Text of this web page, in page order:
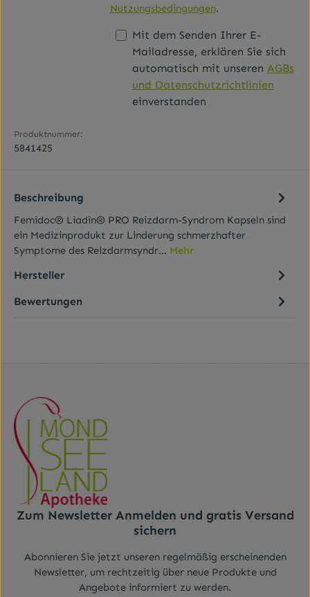
Nutzungsbedingungen.
Mit dem Senden Ihrer E-
Mailadresse, erklären Sie sich
automatisch mit unseren AGBs
und Datenschutzrichtlinien
einverstanden
Produktnummer:
5841425
Beschreibung
Femidoc® Liadin® PRO Reizdarm-Syndrom Kapseln sind
ein Medizinprodukt zur Linderung schmerzhafter
Symptome des Reizdarmsyndr… Mehr
Hersteller
Bewertungen
Zum Newsletter Anmelden und gratis Versand
sichern
Abonnieren Sie jetzt unseren regelmäßig erscheinenden
Newsletter, um rechtzeitig über neue Produkte und
Angebote informiert zu werden.